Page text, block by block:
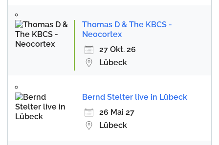
Thomas D & The KBCS -
Neocortex
27 Okt. 26
Lübeck
Bernd Stelter live in Lübeck
26 Mai 27
Lübeck